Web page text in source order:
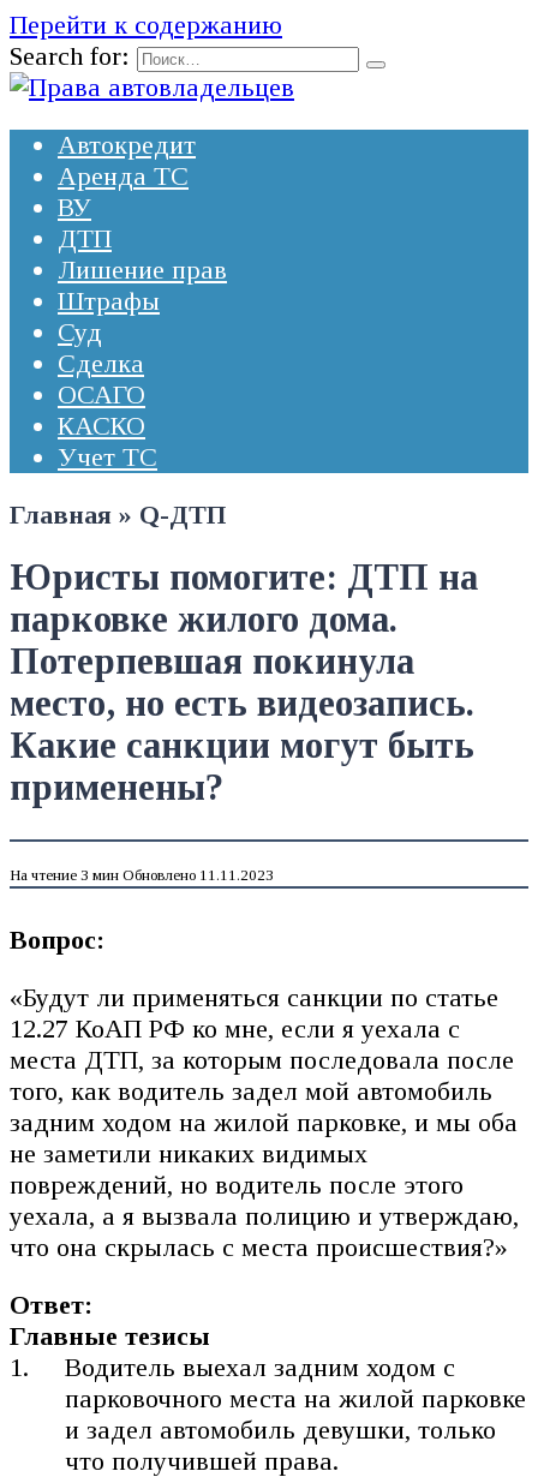
Перейти к содержанию
Search for:
Автокредит
Аренда ТС
ВУ
ДТП
Лишение прав
Штрафы
Суд
Сделка
ОСАГО
КАСКО
Учет ТС
Главная » Q-ДТП
Юристы помогите: ДТП на
парковке жилого дома.
Потерпевшая покинула
место, но есть видеозапись.
Какие санкции могут быть
применены?
На чтение 3 мин Обновлено 11.11.2023
Вопрос:
«Будут ли применяться санкции по статье
12.27 КоАП РФ ко мне, если я уехала с
места ДТП, за которым последовала после
того, как водитель задел мой автомобиль
задним ходом на жилой парковке, и мы оба
не заметили никаких видимых
повреждений, но водитель после этого
уехала, а я вызвала полицию и утверждаю,
что она скрылась с места происшествия?»
Ответ:
Главные тезисы
Водитель выехал задним ходом с
парковочного места на жилой парковке
и задел автомобиль девушки, только
что получившей права.